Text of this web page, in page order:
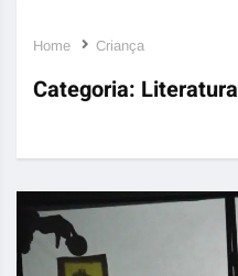
Home Criança
Categoria: Literatura